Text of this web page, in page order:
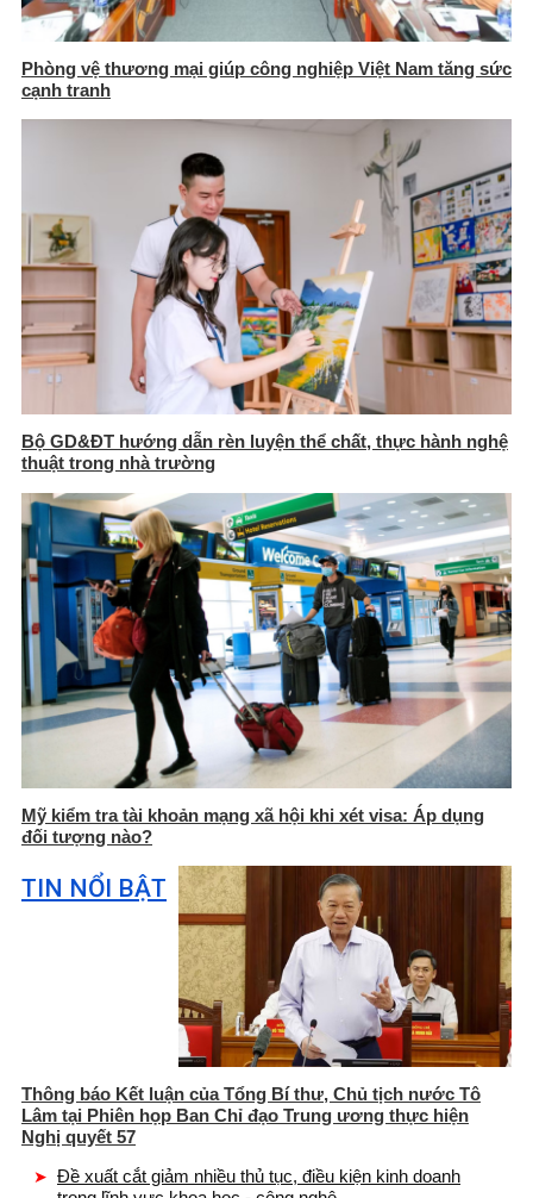
Phòng vệ thương mại giúp công nghiệp Việt Nam tăng sức
cạnh tranh
Bộ GD&ĐT hướng dẫn rèn luyện thể chất, thực hành nghệ
thuật trong nhà trường
Mỹ kiểm tra tài khoản mạng xã hội khi xét visa: Áp dụng
đối tượng nào?
TIN NỔI BẬT
Thông báo Kết luận của Tổng Bí thư, Chủ tịch nước Tô
Lâm tại Phiên họp Ban Chỉ đạo Trung ương thực hiện
Nghị quyết 57
Đề xuất cắt giảm nhiều thủ tục, điều kiện kinh doanh